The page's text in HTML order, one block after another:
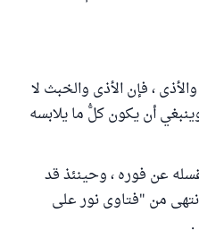
، فإن الأذى والخبث لا
أن يكون كلُّ ما يلابسه
غسله عن فوره ، وحينئذ قد
من "فتاوى نور على